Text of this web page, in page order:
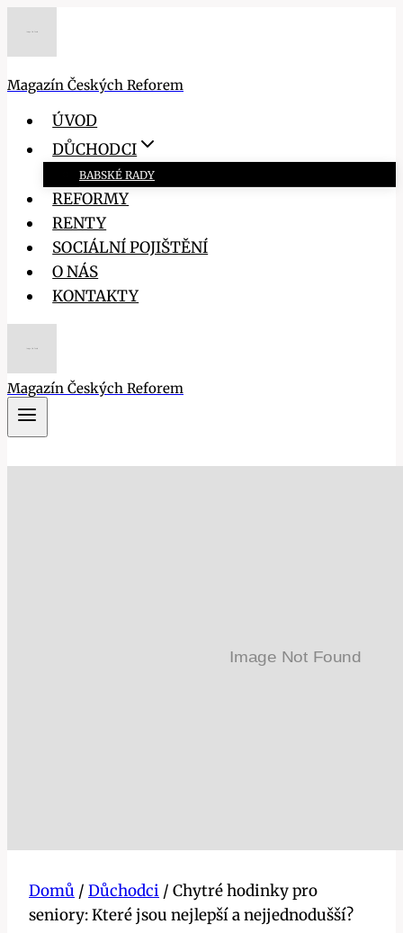
Magazín Českých Reforem
ÚVOD
DŮCHODCI
BABSKÉ RADY
REFORMY
RENTY
SOCIÁLNÍ POJIŠTĚNÍ
O NÁS
KONTAKTY
Magazín Českých Reforem
Domů / Důchodci / Chytré hodinky pro
seniory: Které jsou nejlepší a nejjednodušší?